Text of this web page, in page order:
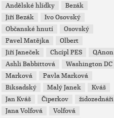
Andělské hlídky
Bezák
Jiří Bezák
Ivo Osovský
Občanské hnutí
Osovský
Pavel Matějka
Olbert
Jiří Janeček
Chcípl PES
QAnon
Ashli Babbittová
Washington DC
Marková
Pavla Marková
Biksadský
Malý Janek
Kváš
Jan Kváš
Čiperkov
židozednáři
Jana Volfová
Volfová